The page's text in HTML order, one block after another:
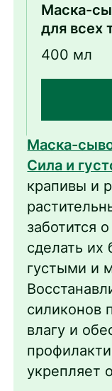
Маска-
для всех
400 мл
Маска-
Сила и
крапивы и
заботится
сделать
густыми и
силиконов
влагу и
укрепляет